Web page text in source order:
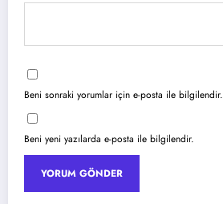
Beni sonraki yorumlar için e-posta ile bilgilendir.
Beni yeni yazılarda e-posta ile bilgilendir.